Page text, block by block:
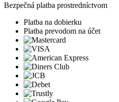
Bezpečná platba prostredníctvom
Platba na dobierku
Platba prevodom na účet